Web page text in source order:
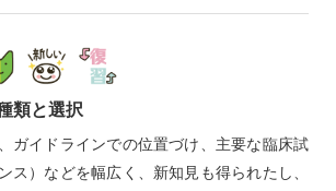
類と選択
ガイドラインでの位置づけ、主要な臨床試
ス）などを幅広く、新知見も得られたし、